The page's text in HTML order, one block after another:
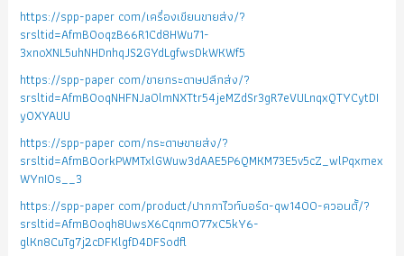
https://spp-paper com/เครื่องเขียนขายส่ง/?
srsltid=AfmBOoqzB66R1Cd8HWu71-
3xnoXNL5uhNHDnhqJS2GYdLgfwsDkWKWf5
https://spp-paper com/ขายกระดาษปลีกส่ง/?
srsltid=AfmBOoqNHFNJa0lmNXTtr54jeMZdSr3gR7eVULnqxQTYCytDI
yOXYAUU
https://spp-paper com/กระดาษขายส่ง/?
srsltid=AfmBOorkPWMTxlGWuw3dAAE5P6QMKM73E5v5cZ_wlPqxmex
WYnIOs__3
https://spp-paper com/product/ปากกาไวท์บอร์ด-qw1400-ควอนตั้/?
srsltid=AfmBOoqh8UwsX6Cqnm077xC5kY6-
glKn8CuTg7j2cDFKlgfD4DFSodfl